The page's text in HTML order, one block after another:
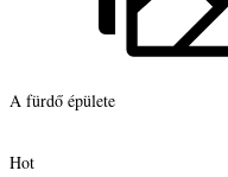
A fürdő épülete
Hot